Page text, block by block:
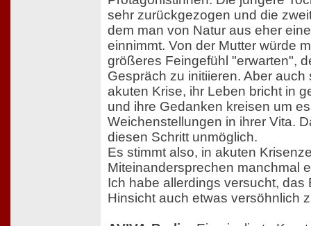
sehr zurückgezogen und die
dem man von Natur aus eher
einnimmt. Von der Mutter würde
größeres Feingefühl "erwarten",
Gespräch zu initiieren. Aber auch
akuten Krise, ihr Leben bricht in
und ihre Gedanken kreisen um
Weichenstellungen in ihrer Vita.
diesen Schritt unmöglich.
Es stimmt also, in akuten
Miteinandersprechen manchmal
Ich habe allerdings versucht, das
Hinsicht auch etwas versöhnlich